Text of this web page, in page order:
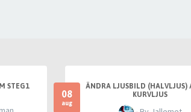
STEG1
08
aug
ÄNDRA LJUSBILD (HALVLJUS)
KURVLJUS